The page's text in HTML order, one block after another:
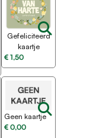
Gefeliciteerd
kaartje
€ 1,50
Geen kaartje
€ 0,00